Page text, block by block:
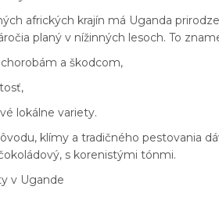
afrických krajín má Uganda
planý v nížinných lesoch. To
a škodcom,
lokálne variety.
klímy a tradičného pestovania
s korenistými tónmi.
v Ugande